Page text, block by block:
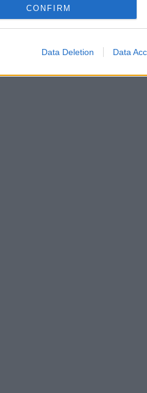
CONFIRM
Data Deletion Data